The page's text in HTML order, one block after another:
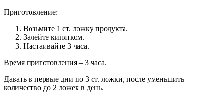
Приготовление:
Возьмите 1 ст. ложку продукта.
Залейте кипятком.
Настаивайте 3 часа.
Время приготовления – 3 часа.
Давать в первые дни по 3 ст. ложки, после уменьшить
количество до 2 ложек в день.